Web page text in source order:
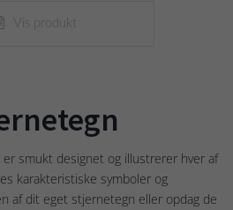
Vis produkt
smukt designet og illustrerer hver af
karakteristiske symboler og
af dit eget stjernetegn eller opdag de